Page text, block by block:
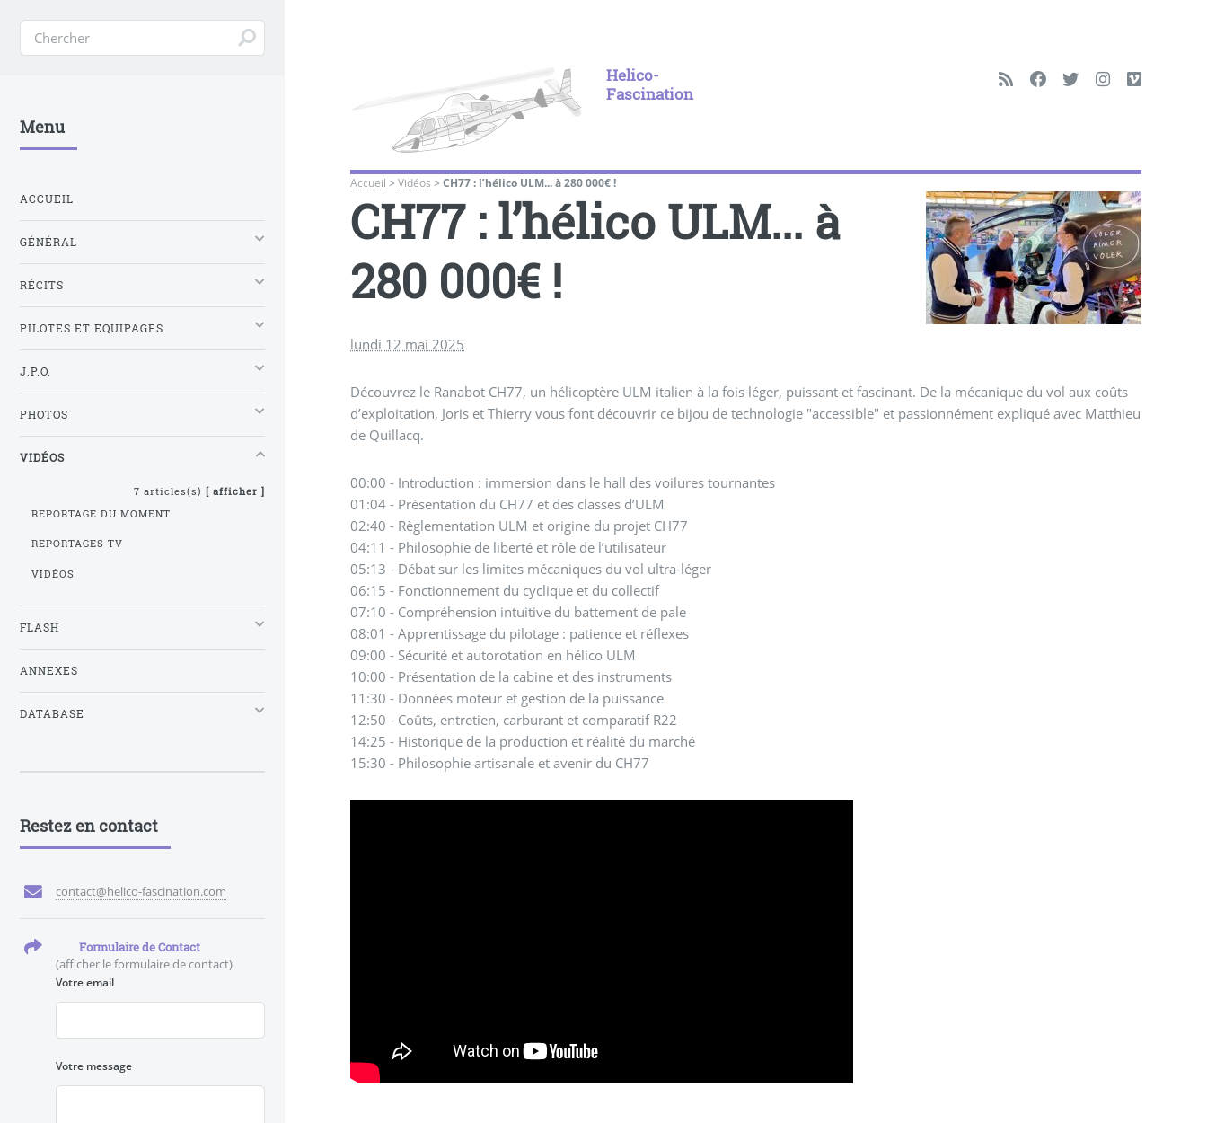
Helico-
Fascination
Accueil >Vidéos >CH77 : l’hélico ULM... à 280 000€ !
CH77 : l’hélico ULM... à
280 000€ !
lundi 12 mai 2025
Découvrez le Ranabot CH77, un hélicoptère ULM italien à la fois léger, puissant et fascinant. De la mécanique du vol aux coûts
d’exploitation, Joris et Thierry vous font découvrir ce bijou de technologie "accessible" et passionnément expliqué avec Matthieu
de Quillacq.
00:00 - Introduction : immersion dans le hall des voilures tournantes
01:04 - Présentation du CH77 et des classes d’ULM
02:40 - Règlementation ULM et origine du projet CH77
04:11 - Philosophie de liberté et rôle de l’utilisateur
05:13 - Débat sur les limites mécaniques du vol ultra-léger
06:15 - Fonctionnement du cyclique et du collectif
07:10 - Compréhension intuitive du battement de pale
08:01 - Apprentissage du pilotage : patience et réflexes
09:00 - Sécurité et autorotation en hélico ULM
10:00 - Présentation de la cabine et des instruments
11:30 - Données moteur et gestion de la puissance
12:50 - Coûts, entretien, carburant et comparatif R22
14:25 - Historique de la production et réalité du marché
15:30 - Philosophie artisanale et avenir du CH77
Menu
ACCUEIL
GÉNÉRAL
RÉCITS
PILOTES ET EQUIPAGES
J.P.O.
PHOTOS
VIDÉOS
7 articles(s) [ afficher ]
REPORTAGE DU MOMENT
REPORTAGES TV
VIDÉOS
FLASH
ANNEXES
DATABASE
Restez en contact
contact@helico-fascination.com
Formulaire de Contact
(afficher le formulaire de contact)
Votre email
Votre message